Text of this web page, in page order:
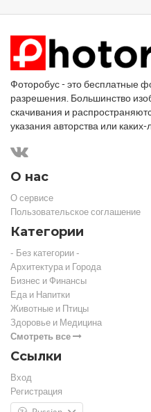
Фоторобус - это бесплатные
разрешения. Большинство
скачивания и
указания авторства или
О нас
О сервисе
Пользовательское соглашение
Категории
- Без категории -
Архитектура и Города
Бизнес и Финансы
Еда и Напитки
Животные и Птицы
Здоровье и Медицина
Смотреть все
Ссылки
Вход
Регистрация